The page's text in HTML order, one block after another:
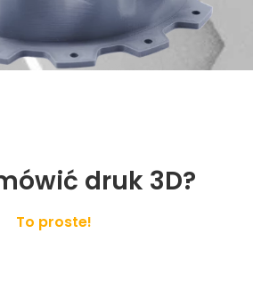
druk 3D?
To proste!